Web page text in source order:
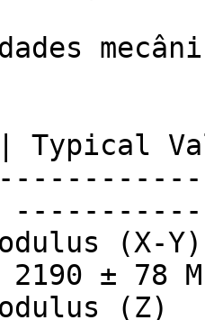
Typical
modulus
2190 ± 78
modulus